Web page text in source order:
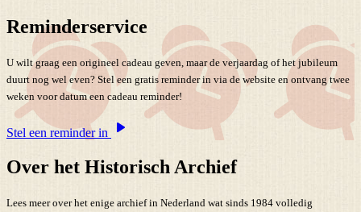
Reminderservice
U wilt graag een origineel cadeau geven, maar de verjaardag of het jubileum
duurt nog wel even? Stel een gratis reminder in via de website en ontvang twee
weken voor datum een cadeau reminder!
Stel een reminder in
Over het Historisch Archief
Lees meer over het enige archief in Nederland wat sinds 1984 volledig